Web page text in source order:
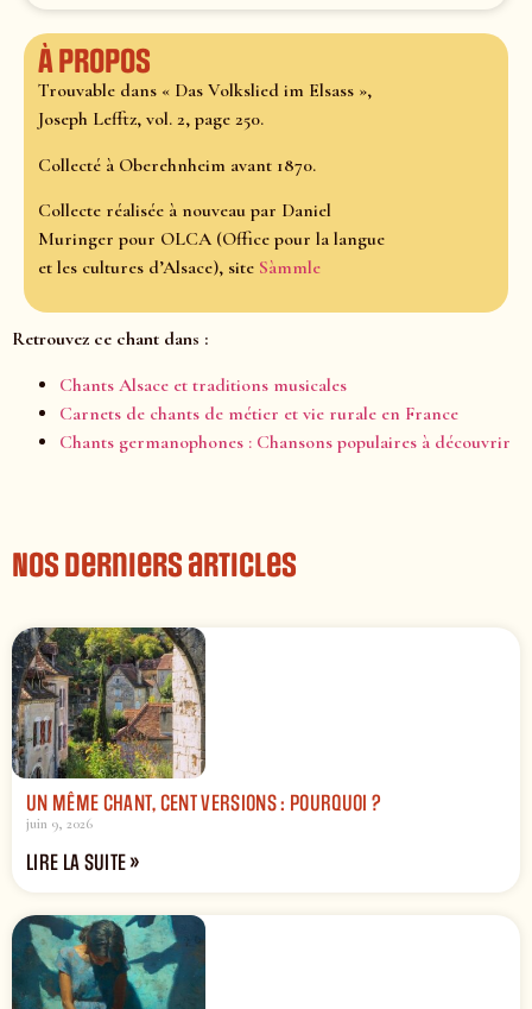
À propos
Trouvable dans « Das Volkslied im Elsass »,
Joseph Lefftz, vol. 2, page 250.
Collecté à Oberehnheim avant 1870.
Collecte réalisée à nouveau par Daniel
Muringer pour OLCA (Office pour la langue
et les cultures d’Alsace), site Sàmmle
Retrouvez ce chant dans :
Chants Alsace et traditions musicales
Carnets de chants de métier et vie rurale en France
Chants germanophones : Chansons populaires à découvrir
Nos derniers articles
UN MÊME CHANT, CENT VERSIONS : POURQUOI ?
juin 9, 2026
LIRE LA SUITE »